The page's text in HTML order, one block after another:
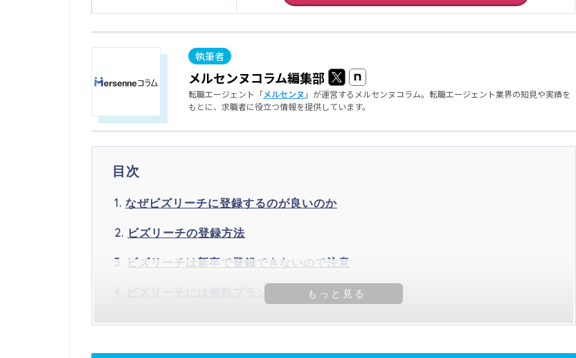
メルセンヌコラム編集部
転職エージェント「メルセンヌ 」が運営するメルセンヌコラム。転職エージェント業界の知見や実績を
もとに、求職者に役立つ情報を提供しています。
目次
なぜビズリーチに登録するのが良いのか
ビズリーチの登録方法
ビズリーチは新卒で登録できないので注意
ビズリーチには無料プランと有料プランがある